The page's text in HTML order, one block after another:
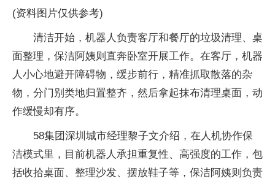
(资料图片仅供参考)
清洁开始，机器人负责客厅和餐厅的垃圾清理、桌
面整理，保洁阿姨则直奔卧室开展工作。在客厅，机器
人小心地避开障碍物，缓步前行，精准抓取散落的杂
物，分门别类地归置整齐，然后拿起抹布清理桌面，动
作缓慢却有序。
58集团深圳城市经理黎子文介绍，在人机协作保
洁模式里，目前机器人承担重复性、高强度的工作，包
括收拾桌面、整理沙发、摆放鞋子等，保洁阿姨则负责